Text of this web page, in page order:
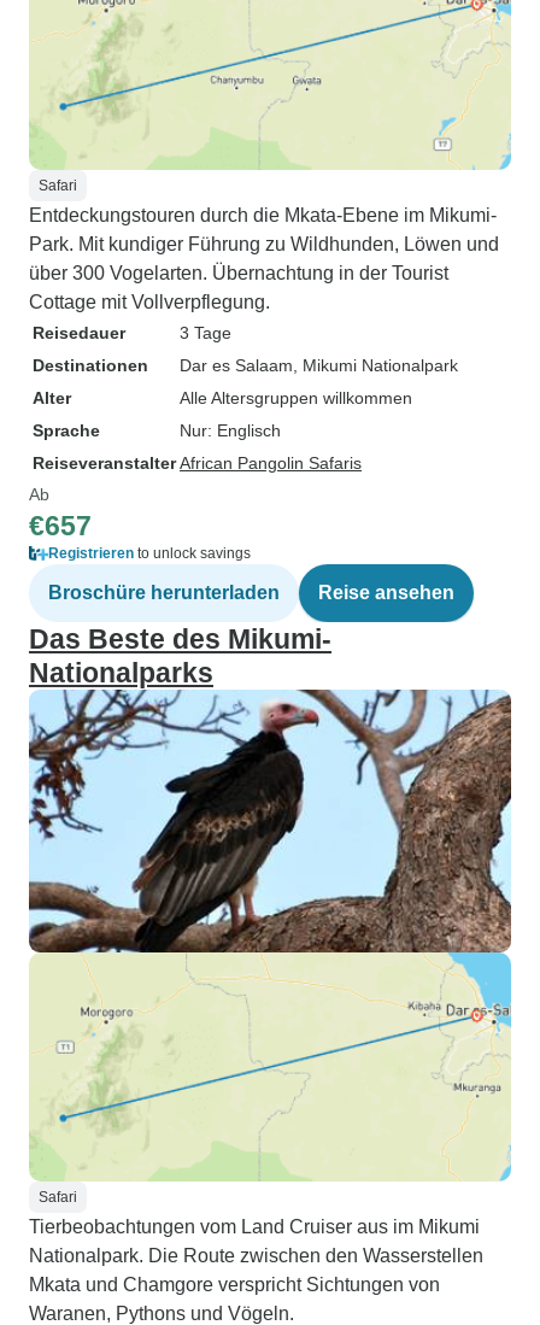
Safari
Entdeckungstouren durch die Mkata-Ebene im Mikumi-
Park. Mit kundiger Führung zu Wildhunden, Löwen und
über 300 Vogelarten. Übernachtung in der Tourist
Cottage mit Vollverpflegung.
Reisedauer
3 Tage
Destinationen
Dar es Salaam , Mikumi Nationalpark
Alter
Alle Altersgruppen willkommen
Sprache
Nur: Englisch
ReiseveranstalterAfrican Pangolin Safaris
Ab
€657
Registrieren to unlock savings
Broschüre herunterladen Reise ansehen
Das Beste des Mikumi-
Nationalparks
Safari
Tierbeobachtungen vom Land Cruiser aus im Mikumi
Nationalpark. Die Route zwischen den Wasserstellen
Mkata und Chamgore verspricht Sichtungen von
Waranen, Pythons und Vögeln.